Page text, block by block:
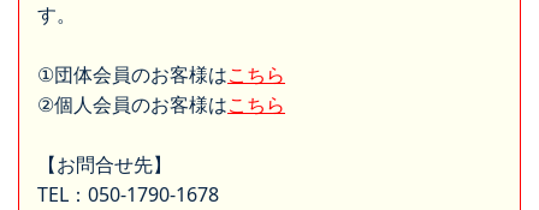
す。
①団体会員のお客様はこちら
②個人会員のお客様はこちら
【お問合せ先】
TEL：050-1790-1678